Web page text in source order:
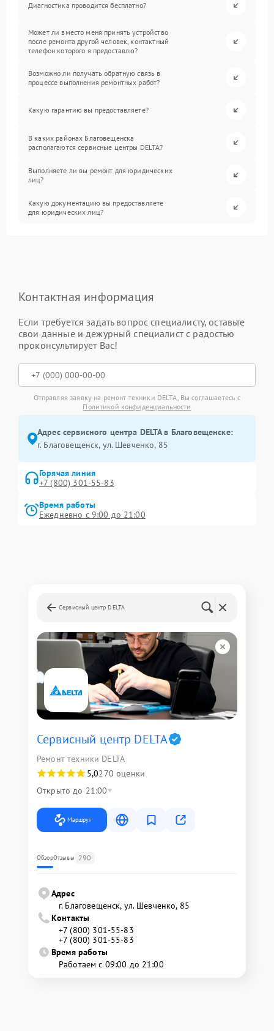
Диагностика проводится бесплатно?
Может ли вместо меня принять устройство
после ремонта другой человек, контактный
телефон которого я предоставлю?
Возможно ли получать обратную связь в
процессе выполнения ремонтных работ?
Какую гарантию вы предоставляете?
В каких районах Благовещенска
располагаются сервисные центры DELTA?
Выполняете ли вы ремонт для юридических
лиц?
Какую документацию вы предоставляете
для юридических лиц?
Контактная информация
Если требуется задать вопрос специалисту, оставьте
свои данные и дежурный специалист с радостью
проконсультирует Вас!
Отправляя заявку на ремонт техники DELTA, Вы соглашаетесь с
Политикой конфиденциальности
Адрес сервисного центра DELTA в Благовещенске:
г. Благовещенск, ул. Шевченко, 85
Горячая линия
+7 (800) 301-55-83
Время работы
Ежедневно с 9:00 до 21:00
Сервисный центр DELTA
Сервисный центр DELTA
Ремонт техники DELTA
5,0270 оценки
Открыто до 21:00
Маршрут
ОбзорОтзывы 290
Адрес
г. Благовещенск, ул. Шевченко, 85
Контакты
+7 (800) 301-55-83
+7 (800) 301-55-83
Время работы
Работаем с 09:00 до 21:00